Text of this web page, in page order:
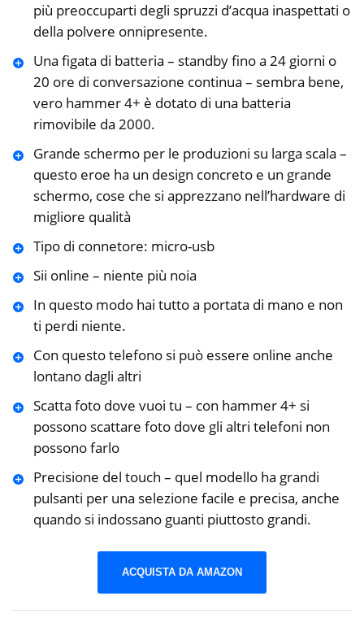
più preoccuparti degli spruzzi d’acqua inaspettati o
della polvere onnipresente.
Una figata di batteria – standby fino a 24 giorni o
20 ore di conversazione continua – sembra bene,
vero hammer 4+ è dotato di una batteria
rimovibile da 2000.
Grande schermo per le produzioni su larga scala –
questo eroe ha un design concreto e un grande
schermo, cose che si apprezzano nell’hardware di
migliore qualità
Tipo di connetore: micro-usb
Sii online – niente più noia
In questo modo hai tutto a portata di mano e non
ti perdi niente.
Con questo telefono si può essere online anche
lontano dagli altri
Scatta foto dove vuoi tu – con hammer 4+ si
possono scattare foto dove gli altri telefoni non
possono farlo
Precisione del touch – quel modello ha grandi
pulsanti per una selezione facile e precisa, anche
quando si indossano guanti piuttosto grandi.
ACQUISTA DA AMAZON